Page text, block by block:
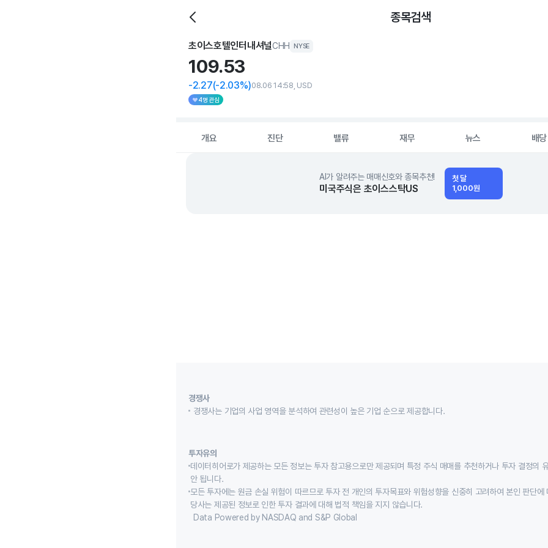
종목검색
초이스호텔인터내셔널CHH NYSE
109.53
-2.27(-2.03%)08.06 14:58, USD
4명 관심
개요 진단 밸류 재무 뉴스 배당
AI가 알려주는 매매신호와 종목추천!
미국주식은 초이스스탁US
첫 달
1,000원
경쟁사
경쟁사는 기업의 사업 영역을 분석하여 관련성이 높은 기업 순으로 제공합니다.
투자유의
데이터히어로가 제공하는 모든 정보는 투자 참고용으로만 제공되며 특정 주식 매매를 추천하거나 투자 결정의
안 됩니다.
모든 투자에는 원금 손실 위험이 따르므로 투자 전 개인의 투자목표와 위험성향을 신중히 고려하여 본인 판단에
당사는 제공된 정보로 인한 투자 결과에 대해 법적 책임을 지지 않습니다.
Data Powered by NASDAQ and S&P Global